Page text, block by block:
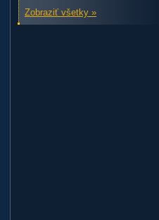
Zobraziť všetky »